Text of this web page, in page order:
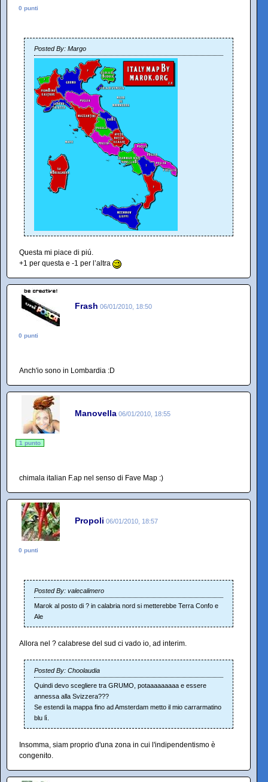
0 punti
Posted By: Margo
Questa mi piace di piú.
+1 per questa e -1 per l’altra
Frash 06/01/2010, 18:50
0 punti
Anch'io sono in Lombardia :D
Manovella 06/01/2010, 18:55
1 punto
chimala italian F.ap nel senso di Fave Map :)
Propoli 06/01/2010, 18:57
0 punti
Posted By: valecalimero
Marok al posto di ? in calabria nord si metterebbe Terra Confo e
Ale
Allora nel ? calabrese del sud ci vado io, ad interim.
Posted By: Choolaudia
Quindi devo scegliere tra GRUMO, potaaaaaaaaa e essere
annessa alla Svizzera???
Se estendi la mappa fino ad Amsterdam metto il mio carrarmatino
blu lì.
Insomma, siam proprio d'una zona in cui l'indipendentismo è
congenito.